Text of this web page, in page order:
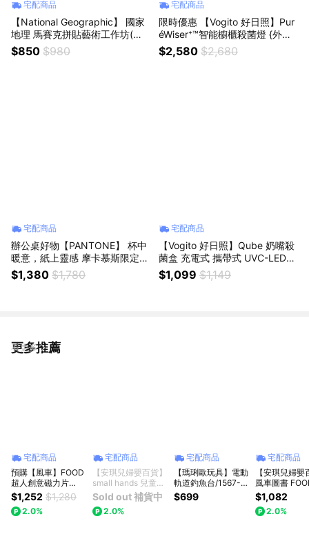
宅配商品
【National Geographic】 國家
地理 馬賽克拼貼藝術工作坊(手
做、玩具) {外島不配送}
$850 $980
宅配商品
限時優惠 【Vogito 好日照】Pur
éWiser⁺™智能櫥櫃殺菌燈 {外島
不配送}
$2,580 $2,680
宅配商品
辦公桌好物【PANTONE】 杯中
暖意，紙上靈感 摩卡慕斯限定色
(馬克杯 × 靈感手札) (咖啡杯、
茶杯、水杯)){外島不配送}
$1,380 $1,780
宅配商品
【Vogito 好日照】Qube 奶嘴殺
菌盒 充電式 攜帶式 UVC-LED紫
外線(奶嘴/假牙/牙套/美妝蛋皆可
以消毒) {外島不配送}
$1,099 $1,149
更多推薦
看更多
宅配商品
預購【風車】FOOD
超人創意磁力片
STEAM摩天樂園滑
道滾球｜磁力積木｜
益智玩具｜生日禮物
$1,252 $1,280
2.0%
宅配商品
【安琪兒婦嬰百貨】
small hands 兒童小
手布書(農場篇)
Sold out 補貨中
2.0%
宅配商品
【瑪琍歐玩具】電動
軌道釣魚台/1567-
9C (桃紅、湖綠)
$699
宅配商品
【安琪兒婦嬰
風車圖書
幼兒學習讀卡
$1,082
2.0%